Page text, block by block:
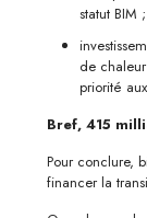
statut BIM ;
de
priorité
Bref, 415
Pour conclure,
financer la